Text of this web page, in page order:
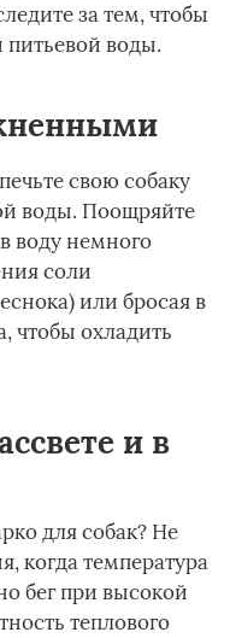
за тем, чтобы
питьевой воды.
свою собаку
воды. Поощряйте
воду немного
соли
или бросая в
чтобы охладить
и в
для собак? Не
когда температура
бег при высокой
теплового